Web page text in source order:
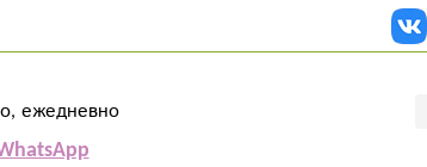
ежедневно